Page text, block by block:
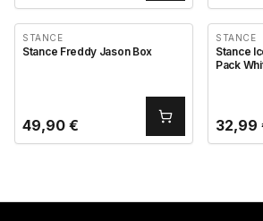
STANCE
Stance Freddy Jason Box
49,90 €
STANCE
Stance Icon
Pack
32,99